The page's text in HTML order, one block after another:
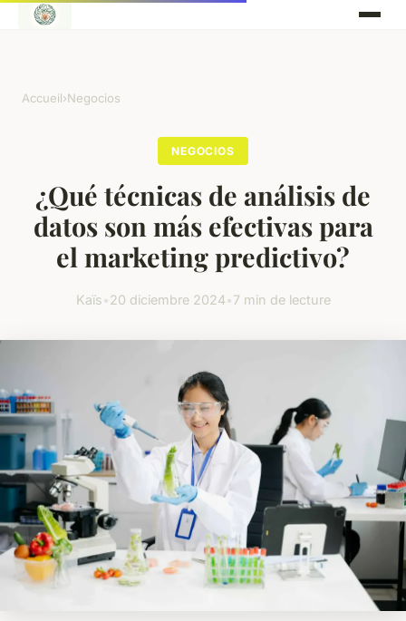
Accueil›Negocios
NEGOCIOS
¿Qué técnicas de análisis de
datos son más efectivas para
el marketing predictivo?
Kaïs•20 diciembre 2024•7 min de lecture